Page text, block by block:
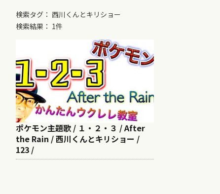
検索タグ： 西川くんとキリショー
検索結果： 1件
ポケモン主題歌 / １・２・３ / After
the Rain / 西川くんとキリショー /
123 /